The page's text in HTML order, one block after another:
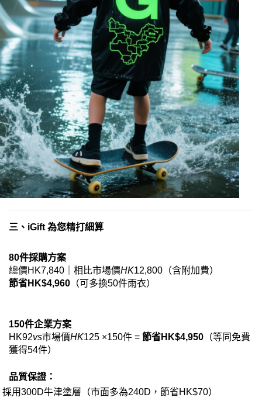
三、iGift 為您精打細算
​80件採購方案​
總價HK7,840｜相比市場價HK12,800（含附加費）
​節省HK$4,960​ ​（可多換50件雨衣）
​150件企業方案​
HK92vs市場價HK125 ×150件 = ​ ​節省HK$4,950​ ​（等同免費
獲得54件）
品質保證：
採用300D牛津塗層（市面多為240D，節省HK$70）